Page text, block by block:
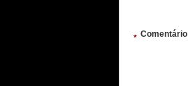
Comentário
*